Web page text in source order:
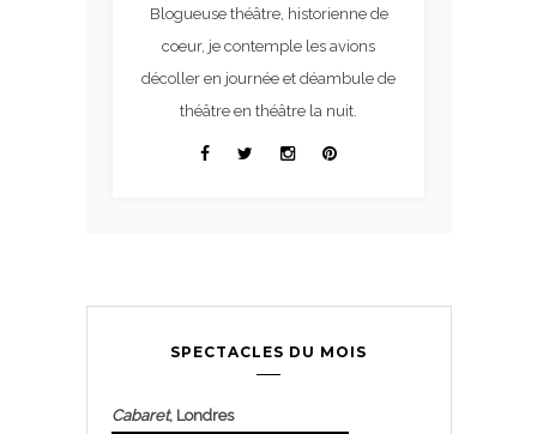
Blogueuse théâtre, historienne de
coeur, je contemple les avions
décoller en journée et déambule de
théâtre en théâtre la nuit.
SPECTACLES DU MOIS
Cabaret, Londres